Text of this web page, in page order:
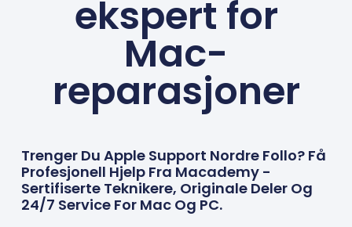
ekspert for
Mac-
reparasjoner
Trenger Du Apple Support Nordre Follo? Få
Profesjonell Hjelp Fra Macademy -
Sertifiserte Teknikere, Originale Deler Og
24/7 Service For Mac Og PC.